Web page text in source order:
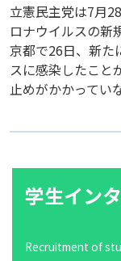
立憲民主党は7月
ロナウイルスの新
京都で26日、新た
スに感染したこと
止めがかかって
学生イン
Recruitment of